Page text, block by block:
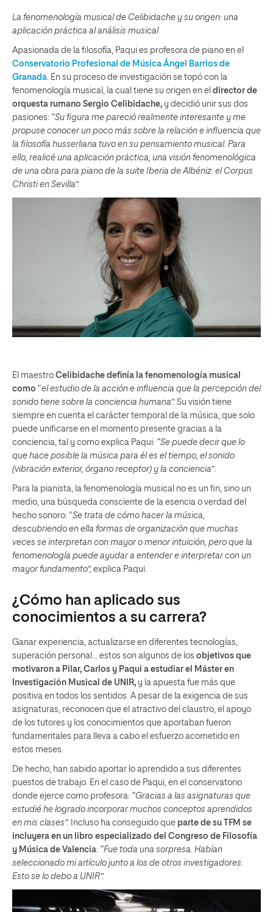
La fenomenología musical de Celibidache y su origen: una
aplicación práctica al análisis musical
Apasionada de la filosofía, Paqui es profesora de piano en el
Conservatorio Profesional de Música Ángel Barrios de
Granada . En su proceso de investigación se topó con la
fenomenología musical, la cual tiene su origen en el director de
orquesta rumano Sergio Celibidache, y decidió unir sus dos
pasiones: “Su figura me pareció realmente interesante y me
propuse conocer un poco más sobre la relación e influencia que
la filosofía husserliana tuvo en su pensamiento musical. Para
ello, realicé una aplicación práctica, una visión fenomenológica
de una obra para piano de la suite Iberia de Albéniz: el Corpus
Christi en Sevilla”.
El maestro Celibidache definía la fenomenología musical
como “el estudio de la acción e influencia que la percepción del
sonido tiene sobre la conciencia humana”. Su visión tiene
siempre en cuenta el carácter temporal de la música, que solo
puede unificarse en el momento presente gracias a la
conciencia, tal y como explica Paqui: “Se puede decir que lo
que hace posible la música para él es el tiempo, el sonido
(vibración exterior, órgano receptor) y la conciencia”.
Para la pianista, la fenomenología musical no es un fin, sino un
medio, una búsqueda consciente de la esencia o verdad del
hecho sonoro: “Se trata de cómo hacer la música,
descubriendo en ella formas de organización que muchas
veces se interpretan con mayor o menor intuición, pero que la
fenomenología puede ayudar a entender e interpretar con un
mayor fundamento”, explica Paqui.
¿Cómo han aplicado sus
conocimientos a su carrera?
Ganar experiencia, actualizarse en diferentes tecnologías,
superación personal… estos son algunos de los objetivos que
motivaron a Pilar, Carlos y Paqui a estudiar el Máster en
Investigación Musical de UNIR, y la apuesta fue más que
positiva en todos los sentidos. A pesar de la exigencia de sus
asignaturas, reconocen que el atractivo del claustro, el apoyo
de los tutores y los conocimientos que aportaban fueron
fundamentales para lleva a cabo el esfuerzo acometido en
estos meses.
De hecho, han sabido aportar lo aprendido a sus diferentes
puestos de trabajo. En el caso de Paqui, en el conservatorio
donde ejerce como profesora: “Gracias a las asignaturas que
estudié he logrado incorporar muchos conceptos aprendidos
en mis clases”. Incluso ha conseguido que parte de su TFM se
incluyera en un libro especializado del Congreso de Filosofía
y Música de Valencia: “Fue toda una sorpresa. Habían
seleccionado mi artículo junto a los de otros investigadores.
Esto se lo debo a UNIR”.